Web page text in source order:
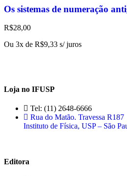
Os sistemas de numeração
R$28,00
Ou 3x de R$9,33 s/ juros
Loja no IFUSP
Tel: (11) 2648-6666
Rua do Matão. Travessa R187
Instituto de Física, USP – São
Editora